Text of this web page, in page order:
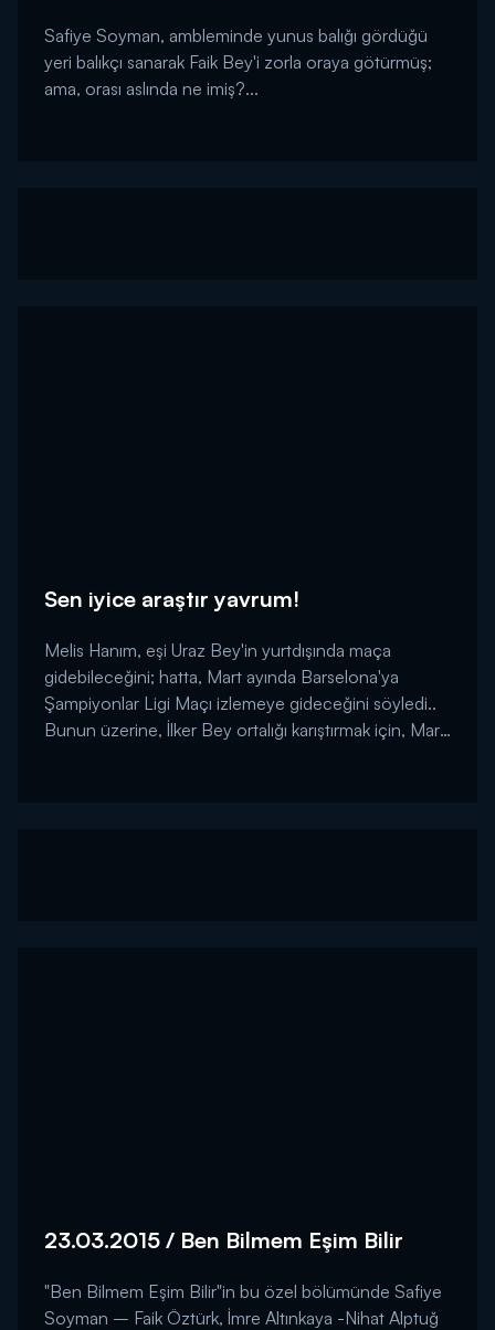
Safiye Soyman, ambleminde yunus balığı gördüğü
yeri balıkçı sanarak Faik Bey'i zorla oraya götürmüş;
ama, orası aslında ne imiş?...
Sen iyice araştır yavrum!
Melis Hanım, eşi Uraz Bey'in yurtdışında maça
gidebileceğini; hatta, Mart ayında Barselona'ya
Şampiyonlar Ligi Maçı izlemeye gideceğini söyledi..
Bunun üzerine, İlker Bey ortalığı karıştırmak için, Mart
23.03.2015 / Ben Bilmem Eşim Bilir
"Ben Bilmem Eşim Bilir"in bu özel bölümünde Safiye
Soyman – Faik Öztürk, İmre Altınkaya -Nihat Alptuğ